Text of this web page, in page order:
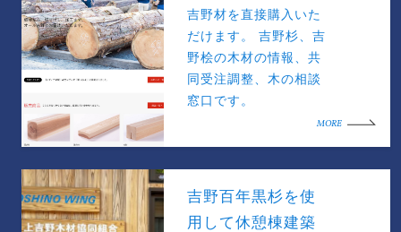
吉野材を直接購入いた
だけます。 吉野杉、吉
野桧の木材の情報、共
同受注調整、木の相談
窓口です。
MORE
吉野百年黒杉を使
用して休憩棟建築